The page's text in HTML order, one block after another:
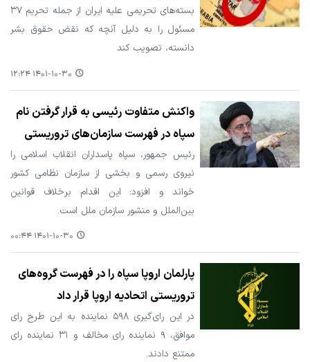
بسته‌های تحریمی علیه ایران از جمله تحریم ۳۷
مسئول را به دلیل آنچه که نقض حقوق بشر
دانسته، تصویب کند
۱۴۰۱-۱۰-۳۰ ۱۲:۲۴
واکنش متفاوت رئیسی به قرار گرفتن نام
سپاه در فهرست سازمان‌های تروریستی
رئیس جمهور، سپاه پاسداران انقلاب اسلامی را
نیروی رسمی و بخشی از سازمان نظامی کشور
خواند و افزود: این اقدام برخلاف قوانین
بین‌الملل و منشور سازمان ملل است.
۱۴۰۱-۱۰-۳۰ ۰۰:۴۴
پارلمان اروپا سپاه را در فهرست گروه‌های
تروریستی اتحادیه اروپا قرار داد
در این رای‌گیری ۵۹۸ نماینده به این طرح رای
موافق، ۹ نماینده رای مخالف و ۳۱ نماینده رای
ممتنع دادند.